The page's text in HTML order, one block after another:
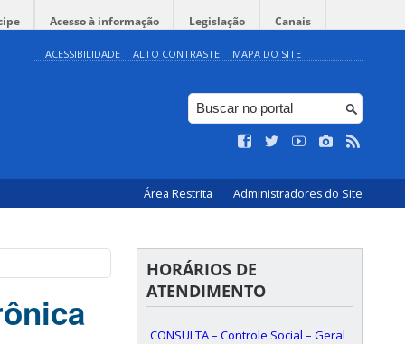
Acesso à informação Legislação Canais
ACESSIBILIDADE ALTO CONTRASTE MAPA DO SITE
Área Restrita Administradores do Site
HORÁRIOS DE
ATENDIMENTO
CONSULTA – Controle Social – Geral